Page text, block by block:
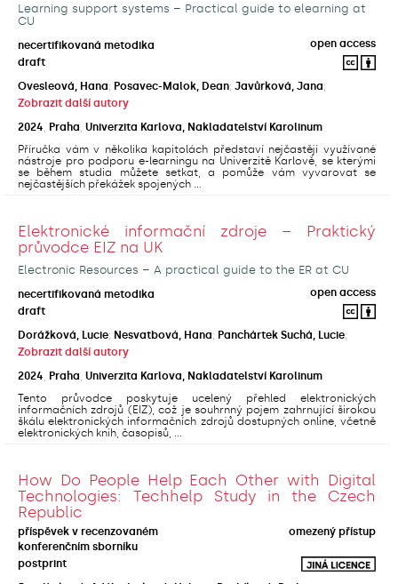
Learning support systems – Practical guide to elearning at
CU
necertifikovaná metodika
open access
draft
Ovesleová, Hana; Posavec-Malok, Dean; Javůrková, Jana;
Zobrazit další autory
2024 Praha Univerzita Karlova, Nakladatelství Karolinum
Příručka vám v několika kapitolách představí nejčastěji využívané
nástroje pro podporu e-learningu na Univerzitě Karlově, se kterými
se během studia můžete setkat, a pomůže vám vyvarovat se
nejčastějších překážek spojených ...
Elektronické informační zdroje – Praktický
průvodce EIZ na UK
Electronic Resources – A practical guide to the ER at CU
necertifikovaná metodika
open access
draft
Dorážková, Lucie; Nesvatbová, Hana; Panchártek Suchá, Lucie;
Zobrazit další autory
2024 Praha Univerzita Karlova, Nakladatelství Karolinum
Tento průvodce poskytuje ucelený přehled elektronických
informačních zdrojů (EIZ), což je souhrnný pojem zahrnující širokou
škálu elektronických informačních zdrojů dostupných online, včetně
elektronických knih, časopisů, ...
How Do People Help Each Other with Digital
Technologies: Techhelp Study in the Czech
Republic
příspěvek v recenzovaném
konferenčním sborníku
omezený přístup
postprint